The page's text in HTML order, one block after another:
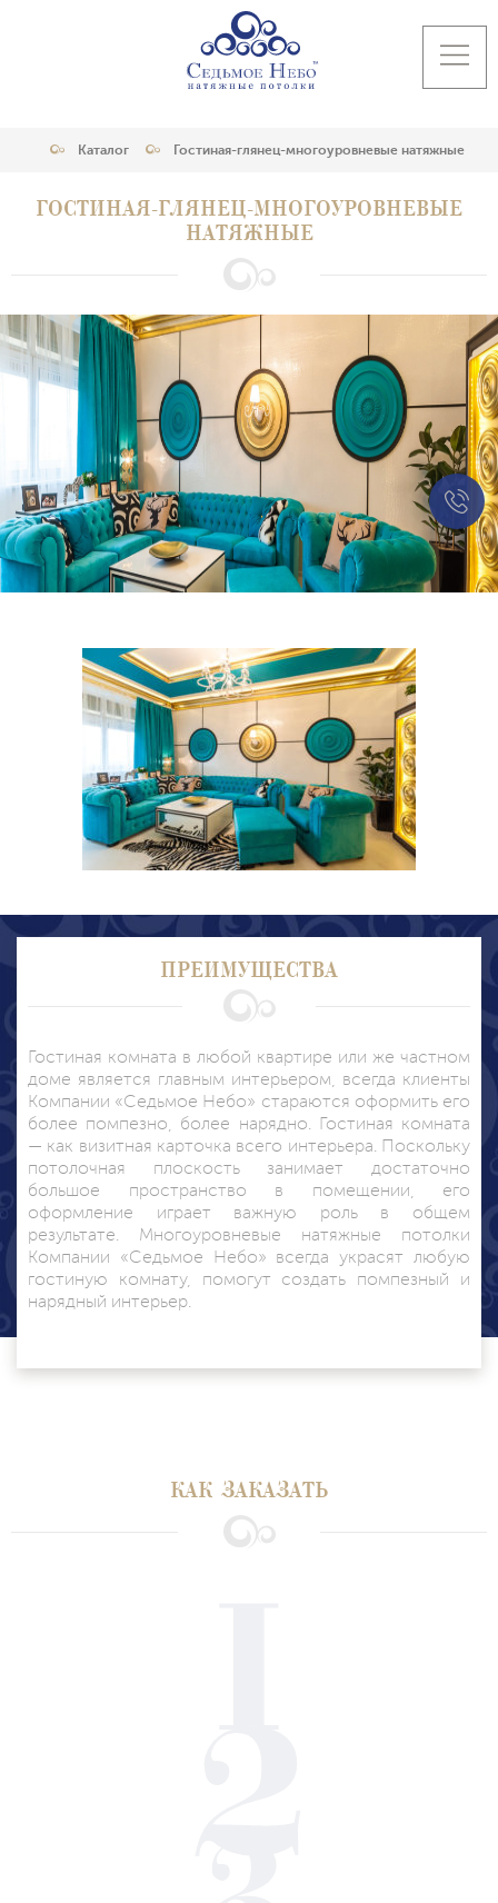
Каталог Гостиная-глянец-многоуровневые натяжные
ГОСТИНАЯ-ГЛЯНЕЦ-МНОГОУРОВНЕВЫЕ
НАТЯЖНЫЕ
ПРЕИМУЩЕСТВА
Гостиная комната в любой квартире или же частном
доме является главным интерьером, всегда клиенты
Компании «Седьмое Небо» стараются оформить его
более помпезно, более нарядно. Гостиная комната
— как визитная карточка всего интерьера. Поскольку
потолочная плоскость занимает достаточно
большое пространство в помещении, его
оформление играет важную роль в общем
результате. Многоуровневые натяжные потолки
Компании «Седьмое Небо» всегда украсят любую
гостиную комнату, помогут создать помпезный и
нарядный интерьер.
КАК ЗАКАЗАТЬ